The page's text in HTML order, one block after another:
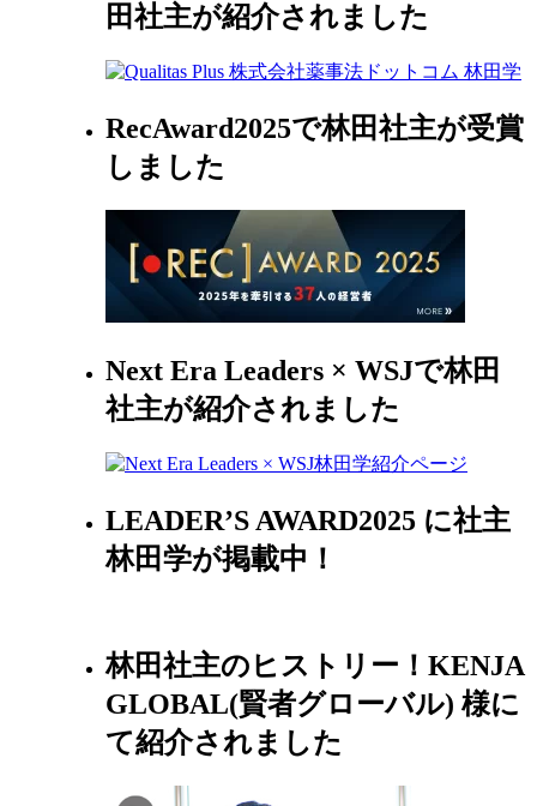
田社主が紹介されました
RecAward2025で林田社主が受賞
しました
Next Era Leaders × WSJで林田
社主が紹介されました
LEADER’S AWARD2025 に社主
林田学が掲載中！
林田社主のヒストリー！KENJA
GLOBAL(賢者グローバル) 様に
て紹介されました